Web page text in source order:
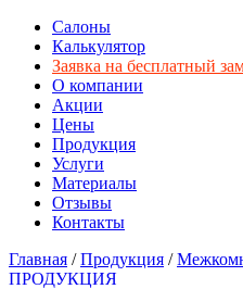
Салоны
Калькулятор
Заявка на бесплатный
О компании
Акции
Цены
Продукция
Услуги
Материалы
Отзывы
Контакты
Главная /Продукция /
ПРОДУКЦИЯ